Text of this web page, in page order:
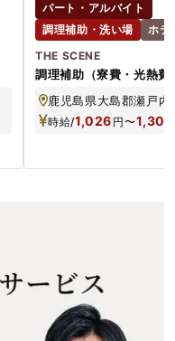
パート・アルバイト
調理補助・洗い場
ホテ
THE SCENE
調理補助（寮費・光熱費
～・1日4h～可／1泊2日
鹿児島県大島郡瀬戸
時給/1,026 円〜1,300